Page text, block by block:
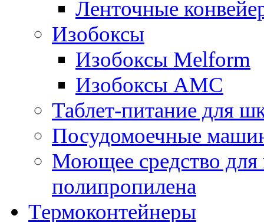
Ленточные
Изобоксы
Изобоксы Melform
Изобоксы AMC
Таблет-питание для
Посудомоечные
Моющее средство для
полипропилена
Термоконтейнеры